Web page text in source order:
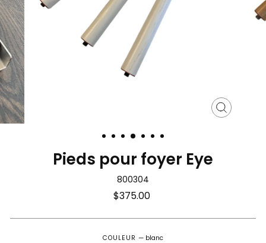
Fermer
Pieds pour foyer Eye
800304
Prix
$375.00
COULEUR— blanc